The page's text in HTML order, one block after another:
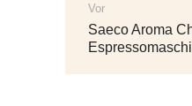
Vor
Beiträge:
Saeco Aroma